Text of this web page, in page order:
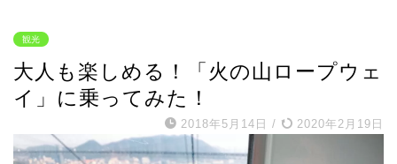
観光
大人も楽しめる！「火の山ロープウェ
イ」に乗ってみた！
2018年5月14日 / 2020年2月19日